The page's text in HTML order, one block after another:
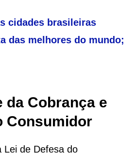
cidades brasileiras
das melhores do mundo;
da Cobrança e
Consumidor
Lei de Defesa do